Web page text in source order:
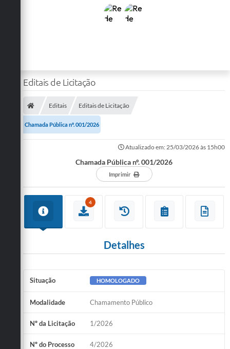
Editais de Licitação
Editais Editais de Licitação
Chamada Pública nº. 001/2026
Atualizado em: 25/03/2026 às 15h00
Chamada Pública nº. 001/2026
Imprimir
4
Detalhes
Situação HOMOLOGADO
Modalidade Chamamento Público
Nº da Licitação 1/2026
Nº do Processo 4/2026